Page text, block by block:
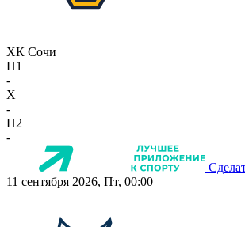
ХК Сочи
П1
-
X
-
П2
-
11 сентября 2026, Пт, 00:00